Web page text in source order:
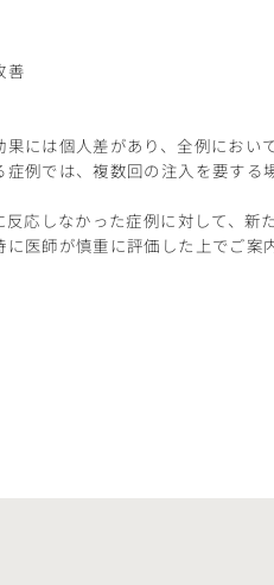
善
には個人差があり、全例におい
例では、複数回の注入を要する
応しなかった症例に対して、新
医師が慎重に評価した上でご案